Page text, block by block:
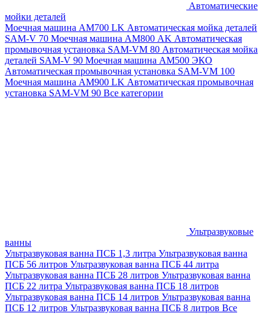
Автоматические
мойки деталей
Моечная машина AM700 LK Автоматическая мойка деталей
SAM-V 70 Моечная машина АМ800 AK Автоматическая
промывочная установка SAM-VM 80 Автоматическая мойка
деталей SAM-V 90 Моечная машина АМ500 ЭКО
Автоматическая промывочная установка SAM-VM 100
Моечная машина AM900 LK Автоматическая промывочная
установка SAM-VM 90 Все категории
Ультразвуковые
ванны
Ультразвуковая ванна ПСБ 1,3 литра Ультразвуковая ванна
ПСБ 56 литров Ультразвуковая ванна ПСБ 44 литра
Ультразвуковая ванна ПСБ 28 литров Ультразвуковая ванна
ПСБ 22 литра Ультразвуковая ванна ПСБ 18 литров
Ультразвуковая ванна ПСБ 14 литров Ультразвуковая ванна
ПСБ 12 литров Ультразвуковая ванна ПСБ 8 литров Все